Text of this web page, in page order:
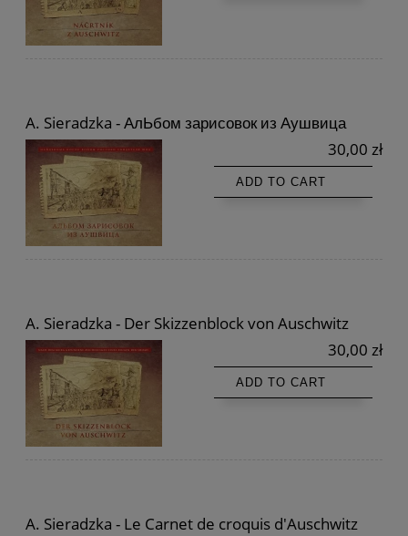
A. Sieradzka - ΑлЬбом зарисовок из Αушвица
30,00 zł
ADD TO CART
A. Sieradzka - Der Skizzenblock von Auschwitz
30,00 zł
ADD TO CART
A. Sieradzka - Le Carnet de croquis d'Auschwitz